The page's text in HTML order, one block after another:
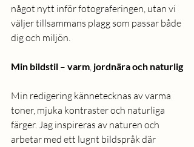
något nytt inför fotograferingen, utan vi
väljer tillsammans plagg som passar både
dig och miljön.
Min bildstil – varm, jordnäraoch naturlig
Min redigering kännetecknas av varma
toner, mjuka kontraster och naturliga
färger. Jag inspireras av naturen och
arbetar med ett lugnt bildspråk där